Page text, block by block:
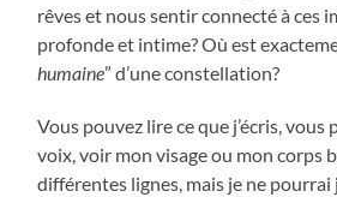
rêves et nous sentir connecté à ces
profonde et intime? Où est
humaine” d’une constellation?
Vous pouvez lire ce que j’écris,
voix, voir mon visage ou mon corps
différentes lignes, mais je ne